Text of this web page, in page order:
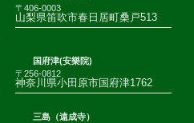
〒406-0003
山梨県笛吹市春日居町桑戸513
国府津(安樂院)
〒256-0812
神奈川県小田原市国府津1762
三島（遠成寺）